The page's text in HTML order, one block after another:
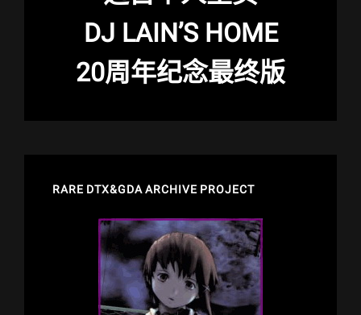
DJ LAIN’S HOME
20周年纪念最终版
RARE DTX&GDA ARCHIVE PROJECT